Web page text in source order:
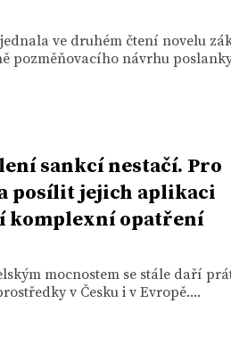
ve druhém čtení novelu
pozměňovacího návrhu
sankcí nestačí. Pro
posílit jejich aplikaci
komplexní opatření
mocnostem se stále daří
v Česku i v Evropě....